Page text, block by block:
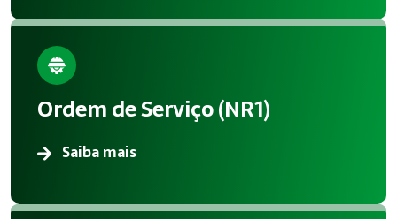
Ordem de Serviço (NR1)
Saiba mais